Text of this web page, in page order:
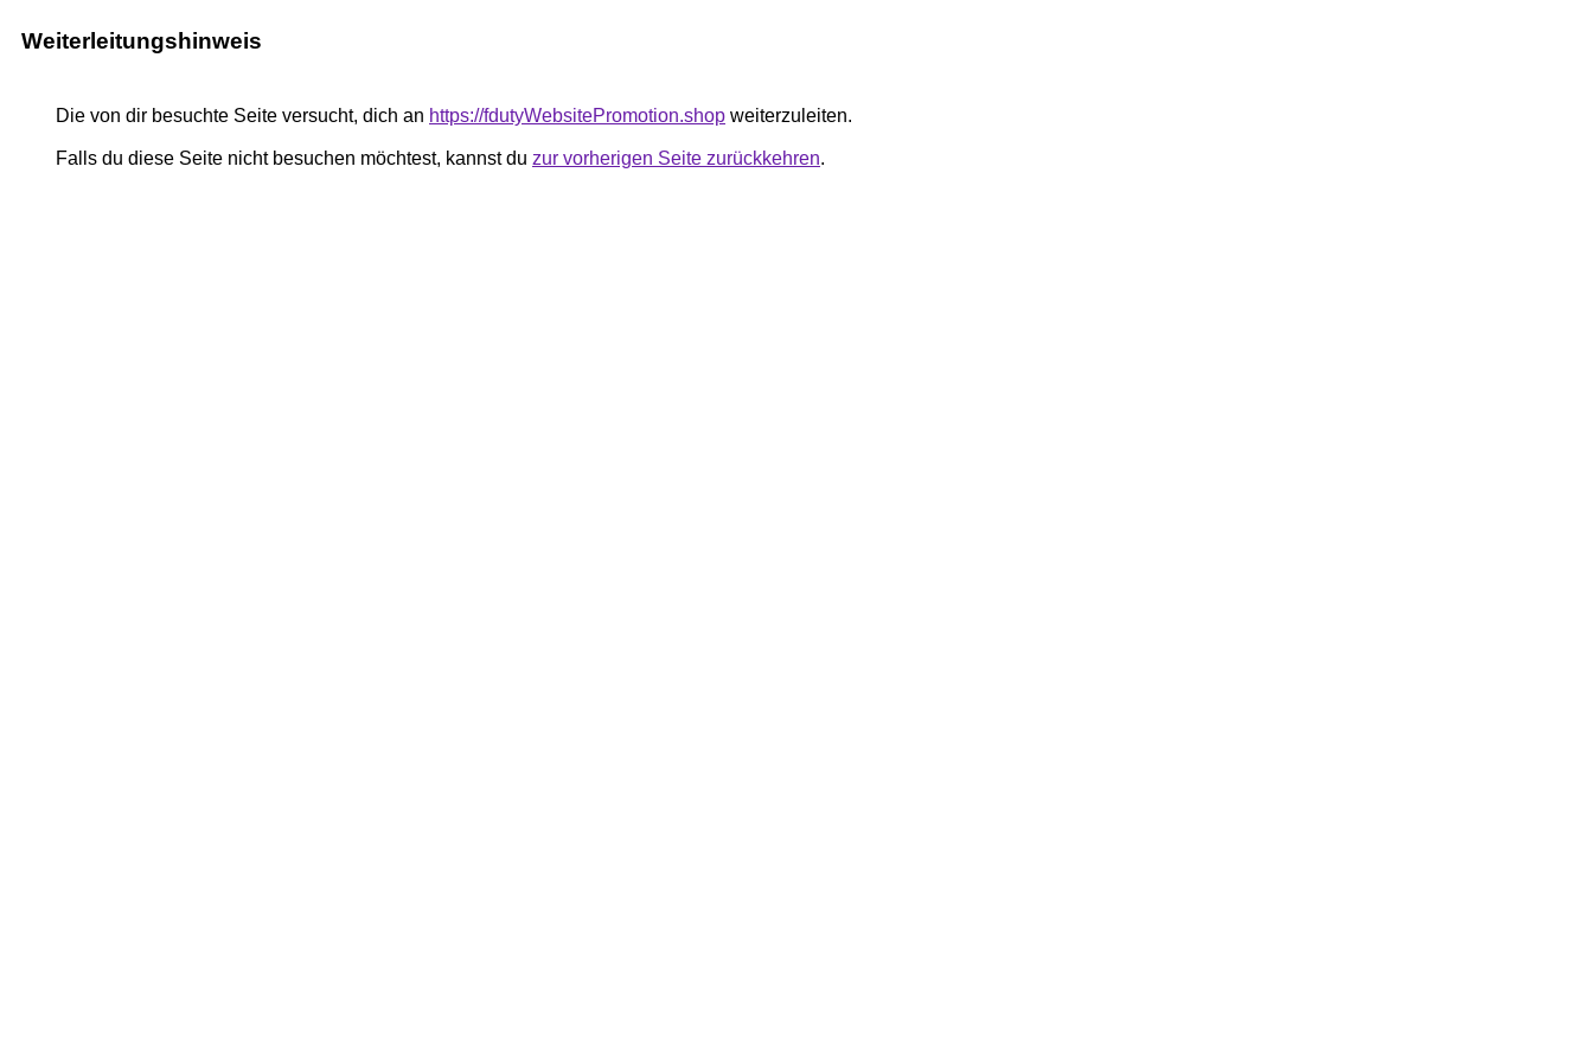
Weiterleitungshinweis
Die von dir besuchte Seite versucht, dich an https://fdutyWebsitePromotion.shop weiterzuleiten.
Falls du diese Seite nicht besuchen möchtest, kannst du zur vorherigen Seite zurückkehren.